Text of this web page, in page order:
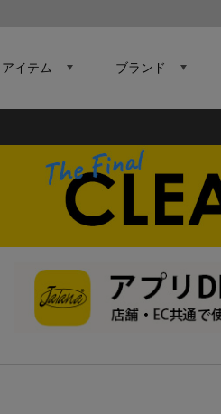
アイテム ブランド